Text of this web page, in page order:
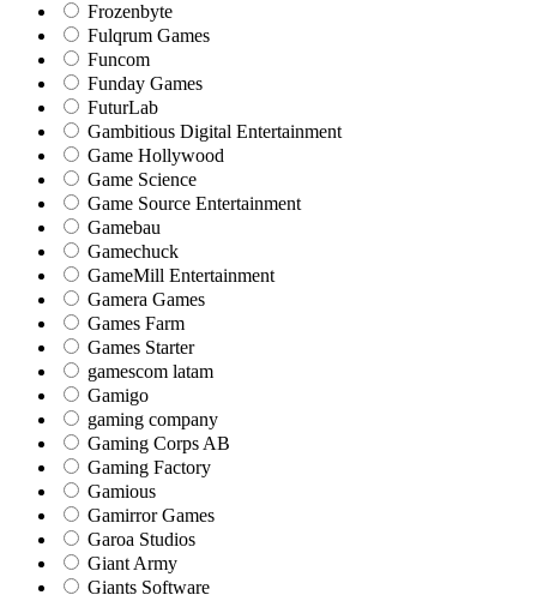
Frozenbyte
Fulqrum Games
Funcom
Funday Games
FuturLab
Gambitious Digital Entertainment
Game Hollywood
Game Science
Game Source Entertainment
Gamebau
Gamechuck
GameMill Entertainment
Gamera Games
Games Farm
Games Starter
gamescom latam
Gamigo
gaming company
Gaming Corps AB
Gaming Factory
Gamious
Gamirror Games
Garoa Studios
Giant Army
Giants Software